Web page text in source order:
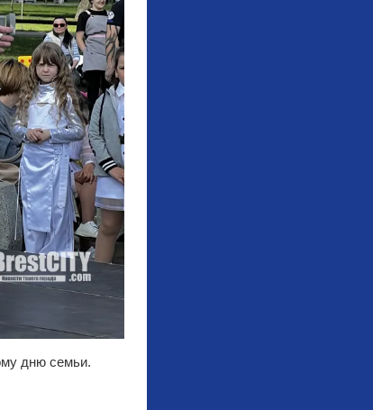
дню семьи.